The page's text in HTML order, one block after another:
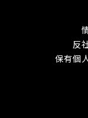
反
保有個